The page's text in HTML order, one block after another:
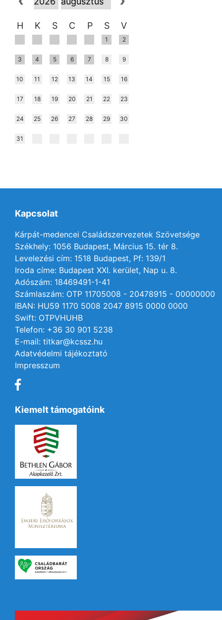
H K S C P S V
1 2
3 4 5 6 7 8 9
10 11 12 13 14 15 16
17 18 19 20 21 22 23
24 25 26 27 28 29 30
31
Kapcsolat
Kárpát-medencei Családszervezetek Szövetsége
Székhely: 1056 Budapest, Március 15. tér 8.
Levelezési cím: 1518 Budapest, Pf: 139/1
Iroda címe: Budapest XXI. kerület, Nap u. 8.
Adószám: 18469491-1-41
Számlaszám: OTP 11705008 - 20478915 - 00000000
IBAN: HU59 1170 5008 2047 8915 0000 0000
Swift: OTPVHUHB
Telefon: +36 30 901 5238
E-mail: titkar@kcssz.hu
Adatvédelmi tájékoztató
Impresszum
Kiemelt támogatóink